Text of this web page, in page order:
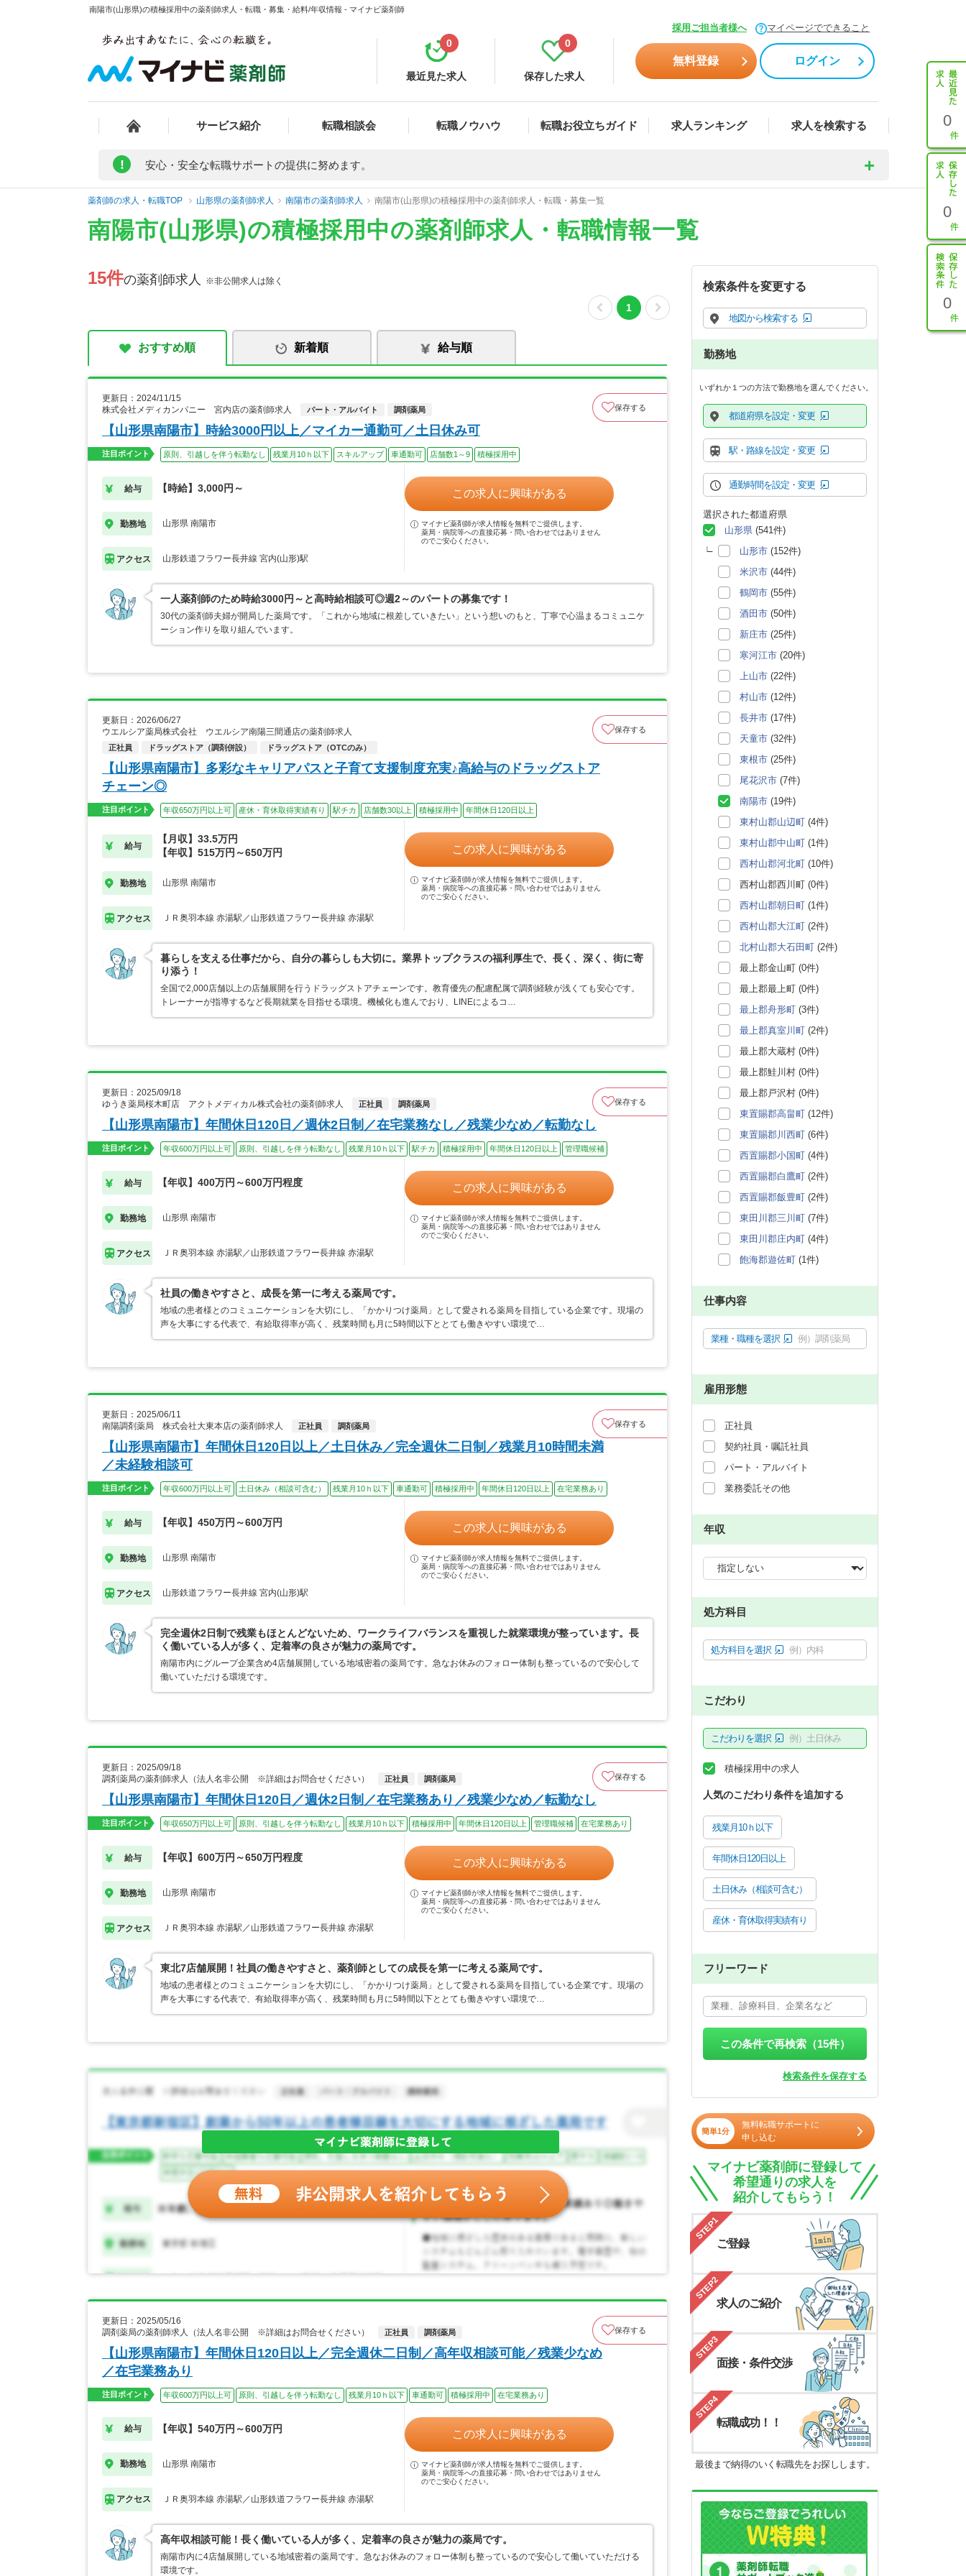
南陽市(山形県)の積極採用中の薬剤師求人・転職・募集・給料/年収情報 - マイナビ薬剤師
採用ご担当者様へ マイページでできること
最近見た求人
0
保存した求人
0
無料登録 ログイン
サービス紹介 転職相談会 転職ノウハウ 転職お役立ちガイド 求人ランキング 求人を検索する 0
0
0
! 安心・安全な転職サポートの提供に努めます。
薬剤師の求人・転職TOP 山形県の薬剤師求人 南陽市の薬剤師求人 南陽市(山形県)の積極採用中の薬剤師求人・転職・募集一覧
南陽市(山形県)の積極採用中の薬剤師求人・転職情報一覧
15件の薬剤師求人 ※非公開求人は除く
1
おすすめ順 新着順 給与順
更新日：2024/11/15
株式会社メディカンパニー 宮内店の薬剤師求人
パート・アルバイト 調剤薬局 保存する
【山形県南陽市】時給3000円以上／マイカー通勤可／土日休み可
注目ポイント 原則、引越しを伴う転勤なし 残業月10ｈ以下 スキルアップ 車通勤可 店舗数1～9 積極採用中
給与 【時給】3,000円～
勤務地 山形県 南陽市
アクセス 山形鉄道フラワー長井線 宮内(山形)駅
この求人に興味がある
マイナビ薬剤師が求人情報を無料でご提供します。
薬局・病院等への直接応募・問い合わせではありません
のでご安心ください。
一人薬剤師のため時給3000円～と高時給相談可◎週2～のパートの募集です！
30代の薬剤師夫婦が開局した薬局です。「これから地域に根差していきたい」という想いのもと、丁寧で心温まるコミュニケ
ーション作りを取り組んでいます。
更新日：2026/06/27
ウエルシア薬局株式会社 ウエルシア南陽三間通店の薬剤師求人
正社員 ドラッグストア（調剤併設） ドラッグストア（OTCのみ）
保存する
【山形県南陽市】多彩なキャリアパスと子育て支援制度充実♪高給与のドラッグストア
チェーン◎
注目ポイント 年収650万円以上可 産休・育休取得実績有り 駅チカ 店舗数30以上 積極採用中 年間休日120日以上
給与
【月収】33.5万円
【年収】515万円～650万円
勤務地 山形県 南陽市
アクセス ＪＲ奥羽本線 赤湯駅／山形鉄道フラワー長井線 赤湯駅
この求人に興味がある
マイナビ薬剤師が求人情報を無料でご提供します。
薬局・病院等への直接応募・問い合わせではありません
のでご安心ください。
暮らしを支える仕事だから、自分の暮らしも大切に。業界トップクラスの福利厚生で、長く、深く、街に寄
り添う！
全国で2,000店舗以上の店舗展開を行うドラッグストアチェーンです。教育優先の配慮配属で調剤経験が浅くても安心です。
トレーナーが指導するなど長期就業を目指せる環境。機械化も進んでおり、LINEによるコ…
更新日：2025/09/18
ゆうき薬局桜木町店 アクトメディカル株式会社の薬剤師求人
正社員 調剤薬局 保存する
【山形県南陽市】年間休日120日／週休2日制／在宅業務なし／残業少なめ／転勤なし
注目ポイント 年収600万円以上可 原則、引越しを伴う転勤なし 残業月10ｈ以下 駅チカ 積極採用中 年間休日120日以上 管理職候補
給与 【年収】400万円～600万円程度
勤務地 山形県 南陽市
アクセス ＪＲ奥羽本線 赤湯駅／山形鉄道フラワー長井線 赤湯駅
この求人に興味がある
マイナビ薬剤師が求人情報を無料でご提供します。
薬局・病院等への直接応募・問い合わせではありません
のでご安心ください。
社員の働きやすさと、成長を第一に考える薬局です。
地域の患者様とのコミュニケーションを大切にし、「かかりつけ薬局」として愛される薬局を目指している企業です。現場の
声を大事にする代表で、有給取得率が高く、残業時間も月に5時間以下ととても働きやすい環境で…
更新日：2025/06/11
南陽調剤薬局 株式会社大東本店の薬剤師求人
正社員 調剤薬局 保存する
【山形県南陽市】年間休日120日以上／土日休み／完全週休二日制／残業月10時間未満
／未経験相談可
注目ポイント 年収600万円以上可 土日休み（相談可含む） 残業月10ｈ以下 車通勤可 積極採用中 年間休日120日以上 在宅業務あり
給与 【年収】450万円～600万円
勤務地 山形県 南陽市
アクセス 山形鉄道フラワー長井線 宮内(山形)駅
この求人に興味がある
マイナビ薬剤師が求人情報を無料でご提供します。
薬局・病院等への直接応募・問い合わせではありません
のでご安心ください。
完全週休2日制で残業もほとんどないため、ワークライフバランスを重視した就業環境が整っています。長
く働いている人が多く、定着率の良さが魅力の薬局です。
南陽市内にグループ企業含め4店舗展開している地域密着の薬局です。急なお休みのフォロー体制も整っているので安心して
働いていただける環境です。
更新日：2025/09/18
調剤薬局の薬剤師求人（法人名非公開 ※詳細はお問合せください）
正社員 調剤薬局 保存する
【山形県南陽市】年間休日120日／週休2日制／在宅業務あり／残業少なめ／転勤なし
注目ポイント 年収650万円以上可 原則、引越しを伴う転勤なし 残業月10ｈ以下 積極採用中 年間休日120日以上 管理職候補 在宅業務あり
給与 【年収】600万円～650万円程度
勤務地 山形県 南陽市
アクセス ＪＲ奥羽本線 赤湯駅／山形鉄道フラワー長井線 赤湯駅
この求人に興味がある
マイナビ薬剤師が求人情報を無料でご提供します。
薬局・病院等への直接応募・問い合わせではありません
のでご安心ください。
東北7店舗展開！社員の働きやすさと、薬剤師としての成長を第一に考える薬局です。
地域の患者様とのコミュニケーションを大切にし、「かかりつけ薬局」として愛される薬局を目指している企業です。現場の
声を大事にする代表で、有給取得率が高く、残業時間も月に5時間以下ととても働きやすい環境で…
更新日：2025/05/16
調剤薬局の薬剤師求人（法人名非公開 ※詳細はお問合せください）
正社員 調剤薬局 保存する
【山形県南陽市】年間休日120日以上／完全週休二日制／高年収相談可能／残業少なめ
／在宅業務あり
注目ポイント 年収600万円以上可 原則、引越しを伴う転勤なし 残業月10ｈ以下 車通勤可 積極採用中 在宅業務あり
給与 【年収】540万円～600万円
勤務地 山形県 南陽市
アクセス ＪＲ奥羽本線 赤湯駅／山形鉄道フラワー長井線 赤湯駅
この求人に興味がある
マイナビ薬剤師が求人情報を無料でご提供します。
薬局・病院等への直接応募・問い合わせではありません
のでご安心ください。
高年収相談可能！長く働いている人が多く、定着率の良さが魅力の薬局です。
南陽市内に4店舗展開している地域密着の薬局です。急なお休みのフォロー体制も整っているので安心して働いていただける
環境です。
検索条件を変更する
地図から検索する
勤務地
いずれか１つの方法で勤務地を選んでください。
都道府県を設定・変更
駅・路線を設定・変更
通勤時間を設定・変更
選択された都道府県
山形県 (541件)
山形市 (152件)
米沢市 (44件)
鶴岡市 (55件)
酒田市 (50件)
新庄市 (25件)
寒河江市 (20件)
上山市 (22件)
村山市 (12件)
長井市 (17件)
天童市 (32件)
東根市 (25件)
尾花沢市 (7件)
南陽市 (19件)
東村山郡山辺町 (4件)
東村山郡中山町 (1件)
西村山郡河北町 (10件)
西村山郡西川町 (0件)
西村山郡朝日町 (1件)
西村山郡大江町 (2件)
北村山郡大石田町 (2件)
最上郡金山町 (0件)
最上郡最上町 (0件)
最上郡舟形町 (3件)
最上郡真室川町 (2件)
最上郡大蔵村 (0件)
最上郡鮭川村 (0件)
最上郡戸沢村 (0件)
東置賜郡高畠町 (12件)
東置賜郡川西町 (6件)
西置賜郡小国町 (4件)
西置賜郡白鷹町 (2件)
西置賜郡飯豊町 (2件)
東田川郡三川町 (7件)
東田川郡庄内町 (4件)
飽海郡遊佐町 (1件)
仕事内容
業種・職種を選択 例）調剤薬局
雇用形態
正社員
契約社員・嘱託社員
パート・アルバイト
業務委託その他
年収
処方科目
処方科目を選択 例）内科
こだわり
こだわりを選択 例）土日休み
積極採用中の求人
人気のこだわり条件を追加する
残業月10ｈ以下
年間休日120日以上
土日休み（相談可含む）
産休・育休取得実績有り
フリーワード
この条件で再検索（15件）
検索条件を保存する
簡単1分
無料転職サポートに
申し込む
マイナビ薬剤師に登録して
希望通りの求人を
紹介してもらう！
STEP1
ご登録
STEP2
求人のご紹介
STEP3
面接・条件交渉
STEP4
転職成功！！
最後まで納得のいく転職先をお探しします。